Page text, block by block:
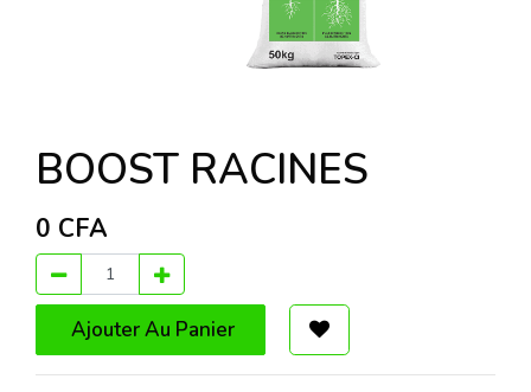
BOOST RACINES
0 CFA
Ajouter Au Panier